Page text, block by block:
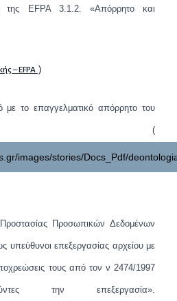
της EFPA3.1.2. «Απόρρητο και
– EFPA )
το επαγγελματικό απόρρητο του
(
images/stories/Docs_Pdf/
Προσωπικών Δεδομένων
επεξεργασίας αρχείου με
τους από τον ν 2474/1997
την επεξεργασία».